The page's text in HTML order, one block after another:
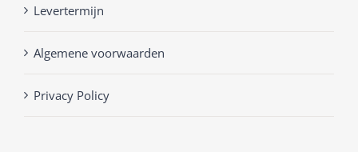
Levertermijn
Algemene voorwaarden
Privacy Policy